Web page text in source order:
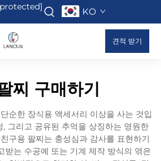
KO
견적 받기
찌 구매하기
순한 장식용 액세서리 이상을 사는 것입
, 그리고 공유된 추억을 상징하는 영원한
구용 팔찌는 충성심과 감사를 표현하기
받는 수공예 또는 기계 제작 방식의 엮은